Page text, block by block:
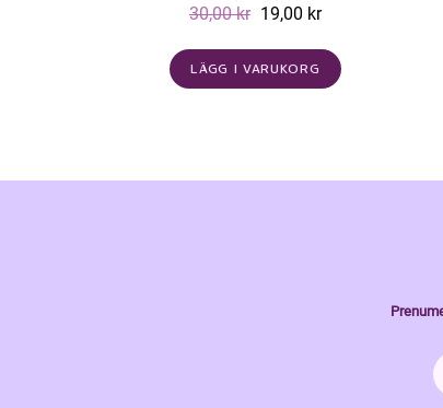
30,00 kr 19,00 kr
LÄGG I VARUKORG